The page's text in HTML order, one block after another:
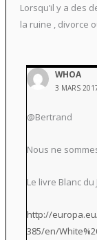
Lorsqu’il y a des
la ruine , divorce
WHOA
3 MARS
@Bertrand
Nous ne
Le livre Blanc du
http://
385/en/